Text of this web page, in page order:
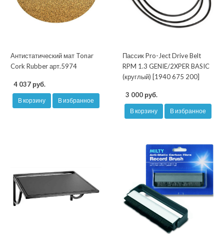
Антистатический мат Tonar
Cork Rubber арт.5974
4 037 руб.
В корзину В избранное
Пассик Pro-Ject Drive Belt
RPM 1.3 GENIE/2XPER BASIC
(круглый) [1940 675 200]
3 000 руб.
В корзину В избранное